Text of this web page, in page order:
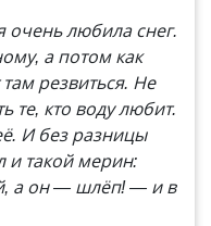
очень любила снег.
а потом как
резвиться. Не
те, кто воду любит.
И без разницы
и такой мерин:
а он — шлёп! — и в